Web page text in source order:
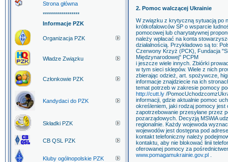
Strona główna
******************
Informacje PZK
Organizacja PZK
Władze Związku
Członkowie PZK
Kandydaci do PZK
Składki PZK
CB QSL PZK
Kluby ogólnopolskie PZK
2. Pomoc walczącej Ukrainie
W związku z krytyczną sytuacją po
krótkofalowców SP o wsparcie
pomocowej lub charytatywnej
należy wpłacać na konta
działalnością. Przykładowo są to:
Czerwony Krzyż (PCK), Fundacja
Międzynarodowej" PCPM
i jeszcze wiele innych. Zbiórki
w tym sieci sklepów. Wiele z nich
zbierając odzież, art. spożywcze,
informacje znajdziecie na ich
temat potrzeb w zakresie pomocy
http://cutt.ly /
informacji, gdzie aktualnie pomoc
określeniem, jaki rodzaj pomocy jest
zapotrzebowanie przesyłane przez
pozarządowych. Decyzją MSWiA
regionalnie. Każdy wojewoda
wojewodów jest dostępna pod
kontakt telefoniczny należy
kontaktu, aby nie blokować linii
oferowanej pomocy za
www.pomagamukrainie.gov.pl